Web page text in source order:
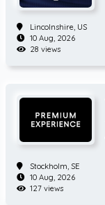
Lincolnshire, US
10 Aug, 2026
28 views
Stockholm, SE
10 Aug, 2026
127 views